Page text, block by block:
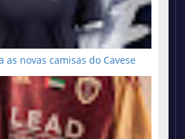
as novas camisas do Cavese